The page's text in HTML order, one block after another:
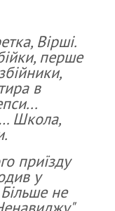
Вірші.
перше
в
Школа,
приїзду
у
не